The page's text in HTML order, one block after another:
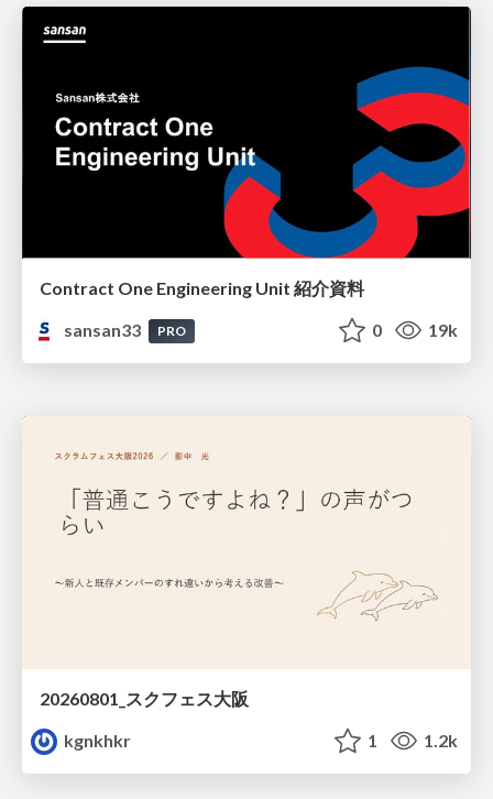
Contract One Engineering Unit 紹介資料
sansan33
PRO 0 19k
20260801_スクフェス大阪
kgnkhkr
1 1.2k